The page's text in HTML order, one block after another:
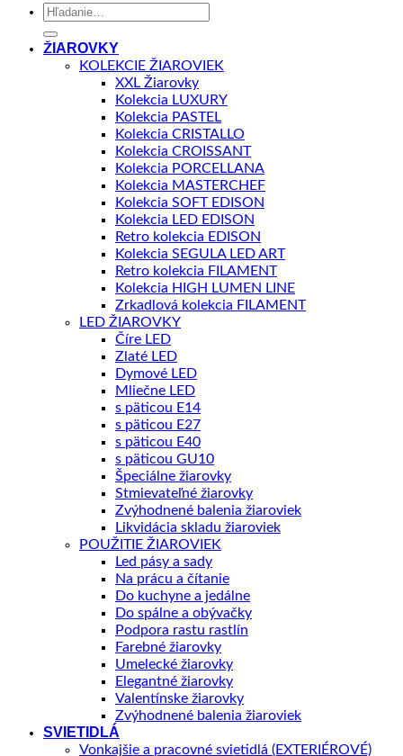
Hľadať:
ŽIAROVKY
KOLEKCIE ŽIAROVIEK
XXL Žiarovky
Kolekcia LUXURY
Kolekcia PASTEL
Kolekcia CRISTALLO
Kolekcia CROISSANT
Kolekcia PORCELLANA
Kolekcia MASTERCHEF
Kolekcia SOFT EDISON
Kolekcia LED EDISON
Retro kolekcia EDISON
Kolekcia SEGULA LED ART
Retro kolekcia FILAMENT
Kolekcia HIGH LUMEN LINE
Zrkadlová kolekcia FILAMENT
LED ŽIAROVKY
Číre LED
Zlaté LED
Dymové LED
Mliečne LED
s päticou E14
s päticou E27
s päticou E40
s päticou GU10
Špeciálne žiarovky
Stmievateľné žiarovky
Zvýhodnené balenia žiaroviek
Likvidácia skladu žiaroviek
POUŽITIE ŽIAROVIEK
Led pásy a sady
Na prácu a čítanie
Do kuchyne a jedálne
Do spálne a obývačky
Podpora rastu rastlín
Farebné žiarovky
Umelecké žiarovky
Elegantné žiarovky
Valentínske žiarovky
Zvýhodnené balenia žiaroviek
SVIETIDLÁ
Vonkajšie a pracovné svietidlá (EXTERIÉROVÉ)